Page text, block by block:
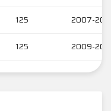
125 2007-
125 2009-